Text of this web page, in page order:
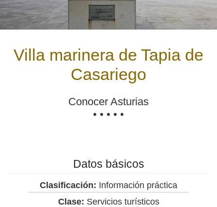
Villa marinera de Tapia de
Casariego
Conocer Asturias
• • • • •
Datos básicos
Clasificación: Información práctica
Clase: Servicios turísticos